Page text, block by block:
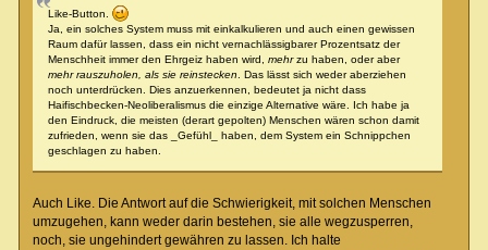
Like-Button.
Ja, ein solches System muss mit einkalkulieren und auch einen gewissen
Raum dafür lassen, dass ein nicht vernachlässigbarer Prozentsatz der
Menschheit immer den Ehrgeiz haben wird, mehrzu haben, oder aber
mehr rauszuholen, als sie reinstecken . Das lässt sich weder aberziehen
noch unterdrücken. Dies anzuerkennen, bedeutet ja nicht dass
Haifischbecken-Neoliberalismus die einzige Alternative wäre. Ich habe ja
den Eindruck, die meisten (derart gepolten) Menschen wären schon damit
zufrieden, wenn sie das _Gefühl_ haben, dem System ein Schnippchen
geschlagen zu haben.
Auch Like. Die Antwort auf die Schwierigkeit, mit solchen Menschen
umzugehen, kann weder darin bestehen, sie alle wegzusperren,
noch, sie ungehindert gewähren zu lassen. Ich halte